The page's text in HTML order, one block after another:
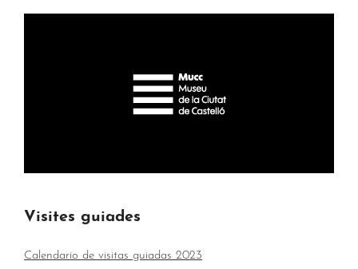
Visites guiades
Calendario de visitas guiadas 2023